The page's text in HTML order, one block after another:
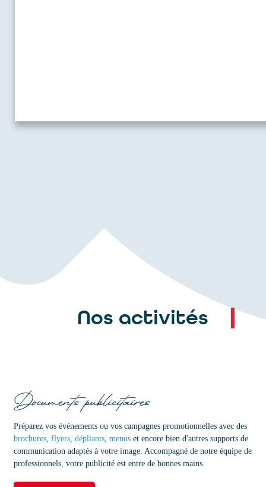
Nos activités
Documents publicitaires
Préparez vos événements ou vos campagnes promotionnelles avec des
brochures, flyers, dépliants, menuset encore bien d'autres supports de
communication adaptés à votre image. Accompagné de notre équipe de
professionnels, votre publicité est entre de bonnes mains.